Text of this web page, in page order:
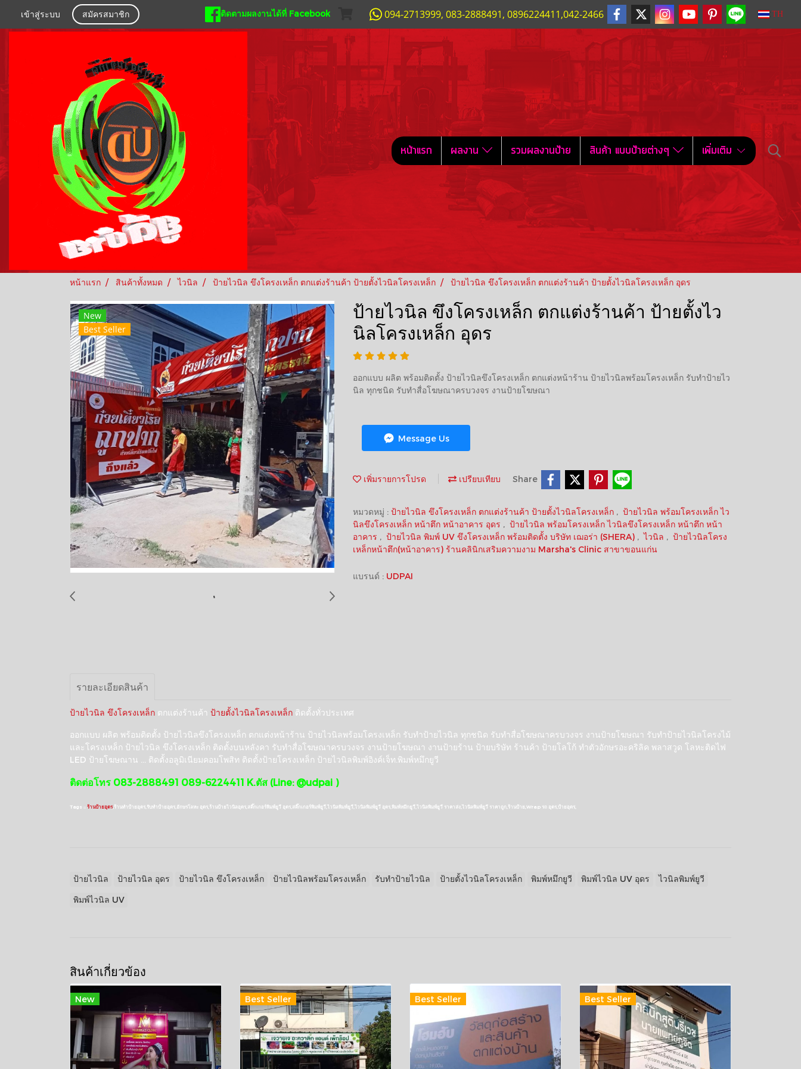
เข้าสู่ระบบ สมัครสมาชิก ติดตามผลงานได้ที่ Facebook 094-2713999, 083-2888491, 0896224411,042-2466 TH
หน้าแรก ผลงาน รวมผลงานป้าย สินค้า แบบป้ายต่างๆ เพิ่มเติม
หน้าแรก สินค้าทั้งหมด ไวนิล ป้ายไวนิล ขึงโครงเหล็ก ตกแต่งร้านค้า ป้ายตั้งไวนิลโครงเหล็ก ป้ายไวนิล ขึงโครงเหล็ก ตกแต่งร้านค้า ป้ายตั้งไวนิลโครงเหล็ก อุดร
New
Best Seller
ป้ายไวนิล ขึงโครงเหล็ก ตกแต่งร้านค้า ป้ายตั้งไว
นิลโครงเหล็ก อุดร
ออกแบบ ผลิต พร้อมติดตั้ง ป้ายไวนิลขึงโครงเหล็ก ตกแต่งหน้าร้าน ป้ายไวนิลพร้อมโครงเหล็ก รับทำป้ายไว
นิล ทุกชนิด รับทำสื่อโฆษณาครบวงจร งานป้ายโฆษณา
Message Us
เพิ่มรายการโปรด เปรียบเทียบ Share
หมวดหมู่ : ป้ายไวนิล ขึงโครงเหล็ก ตกแต่งร้านค้า ป้ายตั้งไวนิลโครงเหล็ก , ป้ายไวนิล พร้อมโครงเหล็ก ไว
นิลขึงโครงเหล็ก หน้าตึก หน้าอาคาร อุดร , ป้ายไวนิล พร้อมโครงเหล็ก ไวนิลขึงโครงเหล็ก หน้าตึก หน้า
อาคาร , ป้ายไวนิล พิมพ์ UV ขึงโครงเหล็ก พร้อมติดตั้ง บริษัท เฌอร่า (SHERA) , ไวนิล , ป้ายไวนิลโครง
เหล็กหน้าตึก(หน้าอาคาร) ร้านคลินิกเสริมความงาม Marsha's Clinic สาขาขอนแก่น
แบรนด์ : UDPAI
รายละเอียดสินค้า
ป้ายไวนิล ขึงโครงเหล็ก ตกแต่งร้านค้า ป้ายตั้งไวนิลโครงเหล็ก ติดตั้งทั่วประเทศ
ออกแบบ ผลิต พร้อมติดตั้ง ป้ายไวนิลขึงโครงเหล็ก ตกแต่งหน้าร้าน ป้ายไวนิลพร้อมโครงเหล็ก รับทำป้ายไวนิล ทุกชนิด รับทำสื่อโฆษณาครบวงจร งานป้ายโฆษณา รับทำป้ายไวนิลโครงไม้
และโครงเหล็ก ป้ายไวนิล ขึงโครงเหล็ก ติดตั้งบนหลังคา รับทำสื่อโฆษณาครบวงจร งานป้ายโฆษณา งานป้ายร้าน ป้ายบริษัท ร้านค้า ป้ายโลโก้ ทำตัวอักษรอะคริลิค พลาสวูด โลหะติดไฟ
LED ป้ายโฆษณาน ... ติดตั้งอลูมิเนียมคอมโพสิท ติดตั้งป้ายโครงเหล็ก ป้ายไวนิลพิมพ์อิงค์เจ็ท.พิมพ์หมึกยูวี
ติดต่อโทร 083-2888491 089-6224411 K.ตัส (Line: @udpai )
Tags :: ร้านป้ายอุดร,ร้านทำป้ายอุดร,รับทำป้ายอุดร,อักษรโลหะ อุดร,ร้านป้ายไวนิลอุดร,สติ๊กเกอร์พิมพ์ยูวี อุดร,สติ๊กเกอร์พิมพ์ยูวี,ไวนิลพิมพ์ยูวี,ไวนิลพิมพ์ยูวี อุดร,พิมพ์หมึกยูวี,ไวนิลพิมพ์ยูวี ราคาส่ง,ไวนิลพิมพ์ยูวี ราคาถูก,ร้านป้าย,Wrap รถ อุดร,ป้ายอุดร,
ป้ายไวนิล ป้ายไวนิล อุดร ป้ายไวนิล ขึงโครงเหล็ก ป้ายไวนิลพร้อมโครงเหล็ก รับทำป้ายไวนิล ป้ายตั้งไวนิลโครงเหล็ก พิมพ์หมึกยูวี พิมพ์ไวนิล UV อุดร ไวนิลพิมพ์ยูวี
พิมพ์ไวนิล UV
สินค้าเกี่ยวข้อง
New Best Seller Best Seller Best Seller